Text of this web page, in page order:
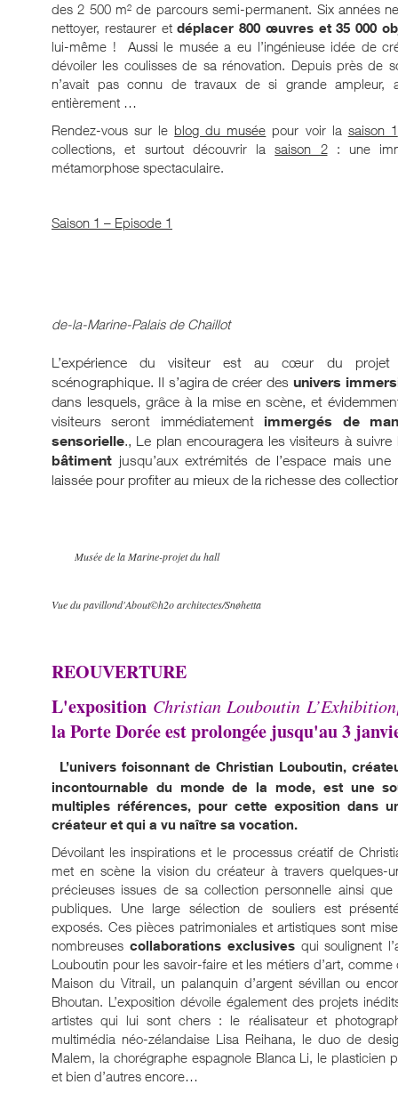
des 2 500 m² de parcours semi-permanent. Six années
nettoyer, restaurer etdéplacer 800 œuvres et 35 000
lui-même ! Aussi le musée a eu l’ingénieuse idée de
dévoiler les coulisses de sa rénovation. Depuis près de
n’avait pas connu de travaux de si grande ampleur,
entièrement …
Rendez-vous sur le blog du musée pour voir la saison 1
collections, et surtout découvrir lasaison 2: une
métamorphose spectaculaire.
Saison 1 – Episode 1
de-la-Marine-Palais de Chaillot
L’expérience du visiteur est au cœur du
scénographique. Il s’agira de créer des univers
dans lesquels, grâce à la mise en scène, et
visiteurs seront immédiatement immergés de
sensorielle., Le plan encouragera les visiteurs à suivre
bâtiment jusqu’aux extrémités de l’espace mais
laissée pour profiter au mieux de la richesse des
Musée de la Marine-projet du hall
Vue du pavillond'About©h2o architectes/Snøhetta
REOUVERTURE
L'exposition Christian Louboutin
la Porte Dorée est prolongée jusqu'au 3
L’univers foisonnant de Christian Louboutin,
incontournable du monde de la mode, est une
multiples références, pour cette exposition dans
créateur et qui a vu naître sa vocation.
Dévoilant les inspirations et le processus créatif de
met en scène la vision du créateur à travers quelques-
précieuses issues de sa collection personnelle ainsi
publiques. Une large sélection de souliers est
exposés. Ces pièces patrimoniales et artistiques sont
nombreuses collaborations exclusivesqui soulignent
Louboutin pour les savoir-faire et les métiers d’art,
Maison du Vitrail, un palanquin d’argent sévillan ou
Bhoutan. L’exposition dévoile également des projets
artistes qui lui sont chers : le réalisateur et
multimédia néo-zélandaise Lisa Reihana, le duo de
Malem, la chorégraphe espagnole Blanca Li, le plasticien
et bien d’autres encore…